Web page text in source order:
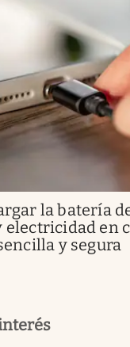
la batería
electricidad en
y segura